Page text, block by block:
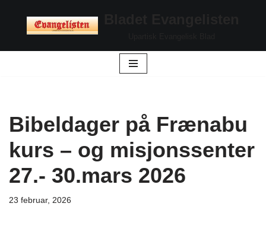
Hopp
Bibeldager på Frænabu
kurs – og misjonssenter
27.- 30.mars 2026
23 februar, 2026